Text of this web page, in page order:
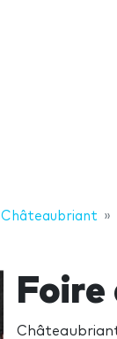
Châteaubriant